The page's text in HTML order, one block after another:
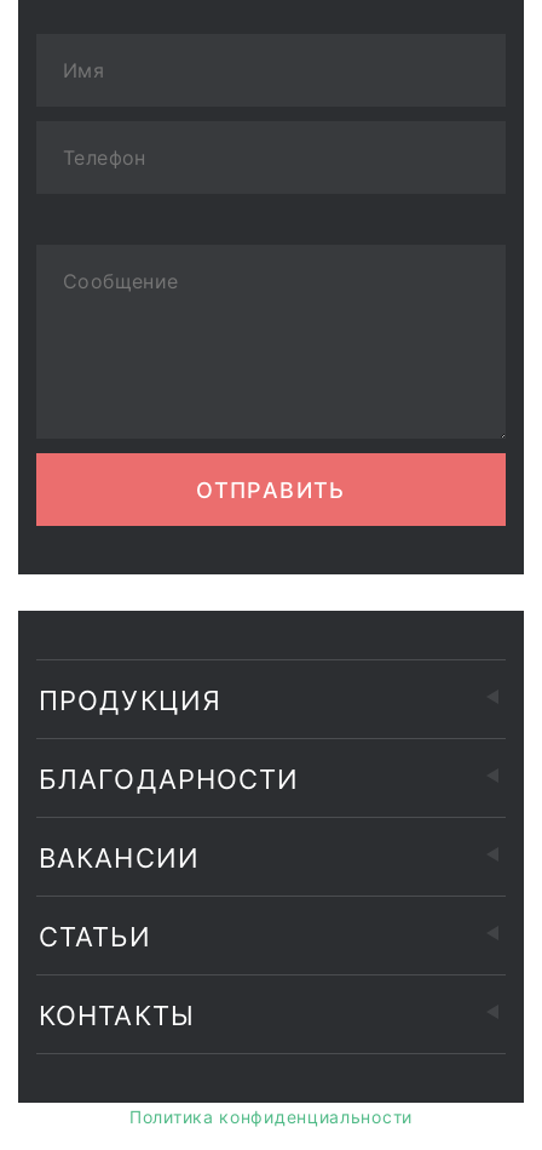
ОТПРАВИТЬ
ПРОДУКЦИЯ
БЛАГОДАРНОСТИ
ВАКАНСИИ
СТАТЬИ
КОНТАКТЫ
Политика конфиденциальности